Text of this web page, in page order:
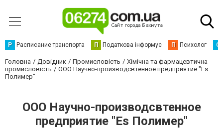
Р Расписание транспорта П Податкова інформує П Психолог С
Головна Довідник Промисловість
Хімічна та фармацевтична
промисловість
ООО Научно-производсвтенное предприятие "Es
Полимер"
ООО Научно-производсвтенное
предприятие "Es Полимер"